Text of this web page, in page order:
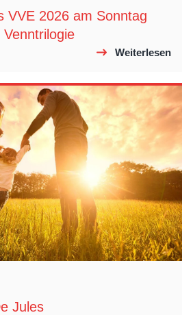
VVE 2026 am Sonntag
Weiterlesen
Jules